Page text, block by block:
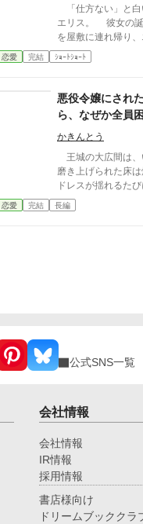
を肯定するもので
ご指摘下さい。
「仕方ない」と白
エリス。 彼女の誕生日、夫は幼なじみのセシリア
を屋敷に連れ帰り
に見せろと言う。
は、ついに離縁を宣言
ヒが目を留める。
奮闘するエリスは
われる喜びを知っ
伯爵家は傾き、身
―。 我慢をやめた傷心令嬢が、辺境公爵に溺愛さ
れ、自分らしい幸
ー。
恋愛 完結 ｼｮｰﾄｼｮｰﾄ
悪役令嬢にされ
ら、なぜか全員
かきんとう
王城の大広間は
磨き上げられた床
ドレスが揺れるた
ように見える。貴
律、そして、ひそや
恋愛 完結 長編
公式SNS一覧
会社情報
会社情報
IR情報
採用情報
書店様向け
ドリームブッククラ